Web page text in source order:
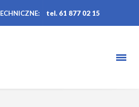
tel. 61 877 02 15